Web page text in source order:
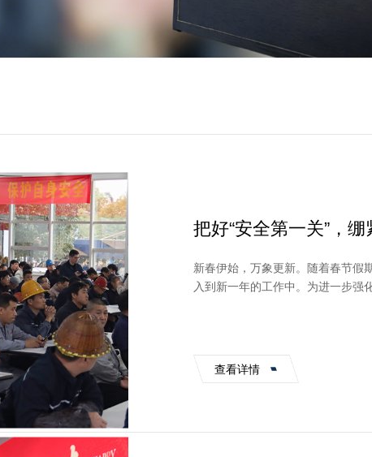
把好“安全第一关”，
新春伊始，万象更新。随着春节假
入到新一年的工作中。为进一步强
查看详情